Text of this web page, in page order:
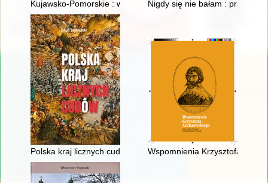
Kujawsko-Pomorskie : wspólnie do przyszłości : z miłości do
Nigdy się nie bałam :
Polska kraj licznych cudów Wspomnienia Krzysztofa